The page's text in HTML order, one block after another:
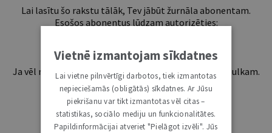
Lai lasītu šo rakstu tālāk, Tev jābūt žurnāla abonentam.
Esošos abonentus lūdzam autorizēties:
Ja vēl neesi abonents, aicinām pievienoties lasītāju pulkam.
Iegūsi tūlītēju piekļuvi digitālajam saturam!
ABONĒT
Vietnē izmantojam sīkdatnes
Lai vietne pilnvērtīgi darbotos, tiek izmantotas
nepieciešamās (obligātās) sīkdatnes. Ar Jūsu
piekrišanu var tikt izmantotas vēl citas –
statistikas, sociālo mediju un funkcionalitātes.
Papildinformācijai atveriet "Pielāgot izvēli". Jūs